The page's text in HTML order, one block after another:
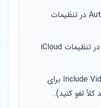
غیرفعال کردن Auto Backup در تنظیمات
بستن دسترسی واتساپ در تنظیمات iCloud
خاموش کردن گزینه Include Videos برای
لغو کنید).